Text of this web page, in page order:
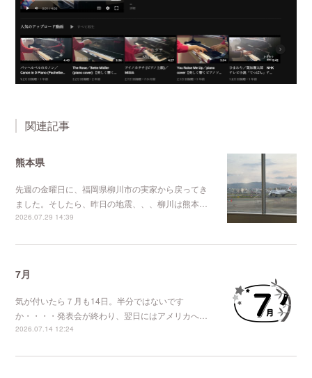
関連記事
熊本県
先週の金曜日に、福岡県柳川市の実家から戻ってき
ました。そしたら、昨日の地震、、、柳川は熊本…
2026.07.29 14:39
7月
気が付いたら７月も14日。半分ではないです
か・・・・発表会が終わり、翌日にはアメリカへ…
2026.07.14 12:24